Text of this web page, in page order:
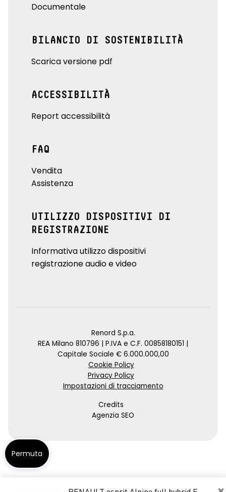
Documentale
BILANCIO DI SOSTENIBILITÀ
Scarica versione pdf
ACCESSIBILITÀ
Report accessibilità
FAQ
Vendita
Assistenza
UTILIZZO DISPOSITIVI DI
REGISTRAZIONE
Informativa utilizzo dispositivi
registrazione audio e video
Renord S.p.a.
REA Milano 810796 | P.IVA e C.F. 00858180151 |
Capitale Sociale € 6.000.000,00
Cookie Policy
Privacy Policy
Impostazioni di tracciamento
Credits
Agenzia SEO
Permuta